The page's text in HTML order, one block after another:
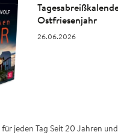
Ostfriesenjahr
26.06.2026
jeden Tag Seit 20 Jahren